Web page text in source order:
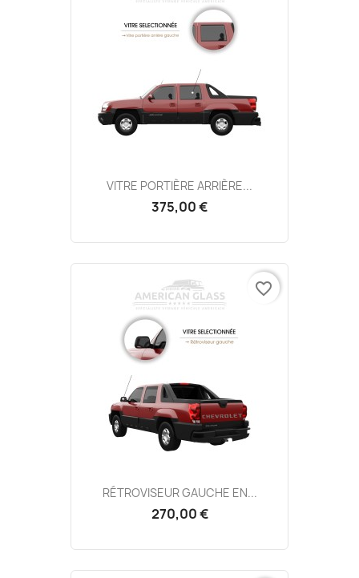
VITRE PORTIÈRE ARRIÈRE...
375,00 €
RÉTROVISEUR GAUCHE EN...
270,00 €
favorite_border